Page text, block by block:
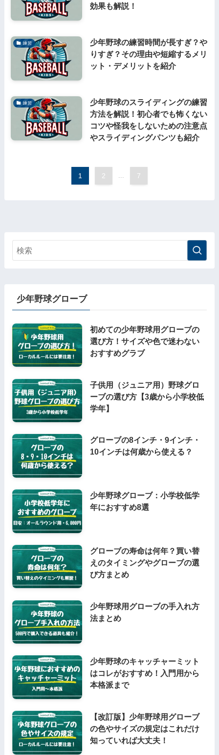
効果も解説！
練習
少年野球の練習時間が長すぎ？や
りすぎ？その理由や短縮するメリ
ット・デメリットを紹介
練習
少年野球のスライディングの練習
方法を解説！初心者でも怖くない
コツや怪我をしないための注意点
やスライディングパンツも紹介
1 2 7
少年野球グローブ
初めての少年野球用グローブの
選び方！サイズや色で迷わない
おすすめグラブ
子供用（ジュニア用）野球グロ
ーブの選び方【3歳から小学校低
学年】
グローブの8インチ・9インチ・
10インチは何歳から使える？
少年野球グローブ：小学校低学
年におすすめ8選
グローブの寿命は何年？買い替
えのタイミングやグローブの選
び方まとめ
少年野球用グローブの手入れ方
法まとめ
少年野球のキャッチャーミット
はコレがおすすめ！入門用から
本格派まで
【改訂版】少年野球用グローブ
の色やサイズの規定はこれだけ
知っていれば大丈夫！